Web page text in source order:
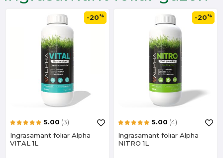
-20%
5.00 (3)
Ingrasamant foliar Alpha
VITAL 1L
-20%
5.00 (4)
Ingrasamant foliar Alpha
NITRO 1L